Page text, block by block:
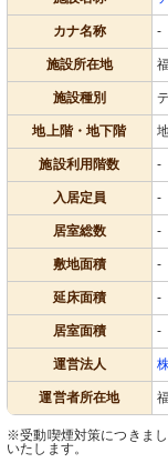
カナ名称 -
施設所在地
施設種別
地上階・地下階
施設利用階数 -
入居定員 -
居室総数 -
敷地面積 -
延床面積 -
居室面積 -
運営法人
運営者所在地
※受動喫煙対策につきま
いたします。